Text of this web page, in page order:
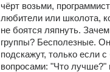
чёрт возьми,
любители или школота,
не боятся ляпнуть.
группы? Бесполезные.
подскажут, только если
вопросами: "Что лучше?"